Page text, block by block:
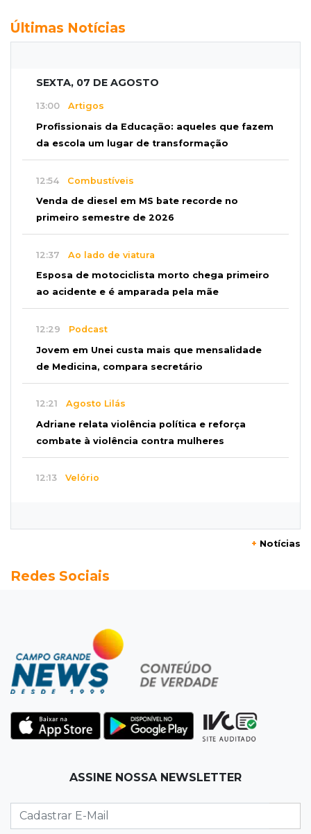
Últimas Notícias
SEXTA, 07 DE AGOSTO
13:00 Artigos
Profissionais da Educação: aqueles que fazem
da escola um lugar de transformação
12:54 Combustíveis
Venda de diesel em MS bate recorde no
primeiro semestre de 2026
12:37 Ao lado de viatura
Esposa de motociclista morto chega primeiro
ao acidente e é amparada pela mãe
12:29 Podcast
Jovem em Unei custa mais que mensalidade
de Medicina, compara secretário
12:21 Agosto Lilás
Adriane relata violência política e reforça
combate à violência contra mulheres
12:13 Velório
Trajetória de membros do PCC revela
Motorista bêbado e sem CNH é preso por
homicídio
Presença feminina em títulos financeiros eleva
a R$ 3,29 bi aplicações de MS
Disputa acirrada
ao Senado nas eleições de 2026
+ Notícias
Redes Sociais
ASSINE NOSSA NEWSLETTER